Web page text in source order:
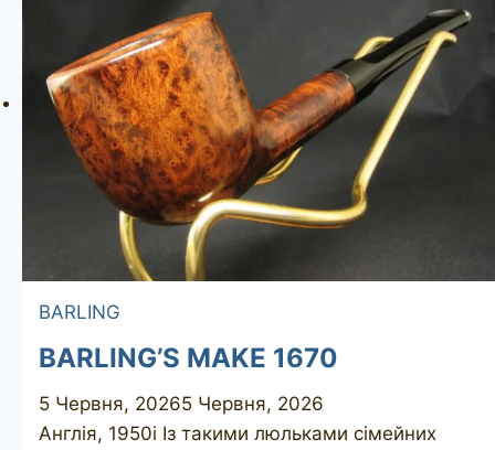
BARLING
BARLING’S MAKE 1670
5 Червня, 20265 Червня, 2026
Англія, 1950і Із такими люльками сімейних